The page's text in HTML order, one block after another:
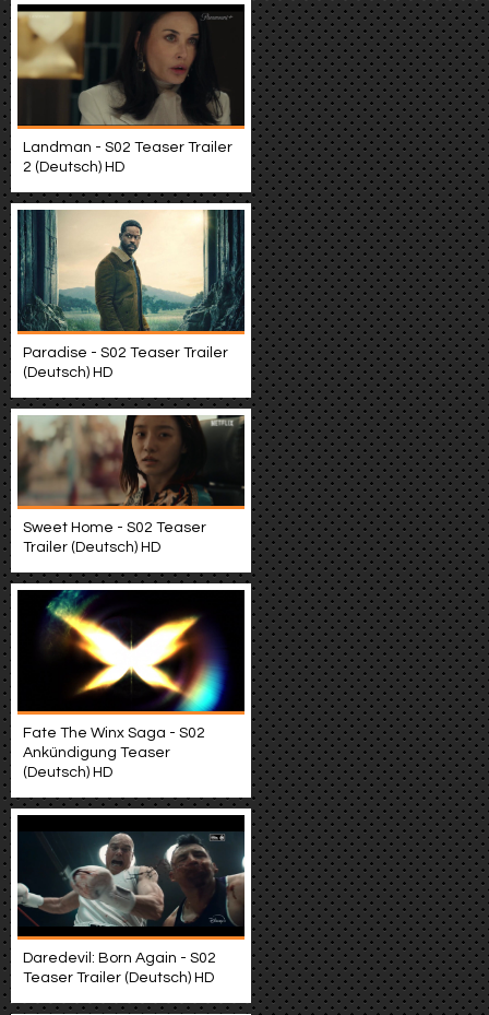
Landman - S02 Teaser Trailer
2 (Deutsch) HD
Paradise - S02 Teaser Trailer
(Deutsch) HD
Sweet Home - S02 Teaser
Trailer (Deutsch) HD
Fate The Winx Saga - S02
Ankündigung Teaser
(Deutsch) HD
Daredevil: Born Again - S02
Teaser Trailer (Deutsch) HD